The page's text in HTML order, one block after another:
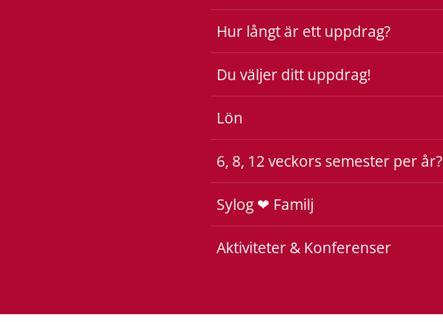
Hur långt är ett uppdrag?
Du väljer ditt uppdrag!
Lön
6, 8, 12 veckors semester per år?
Sylog ❤ Familj
Aktiviteter & Konferenser